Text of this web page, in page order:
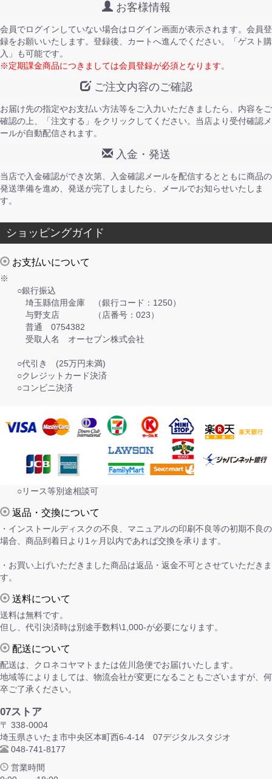
お客様情報
会員でログインしていない場合はログイン画面が表示されます。会員登
録をお願いいたします。登録後、カートへ進んでください。「ゲスト購
入」も可能です。
※定期課金商品につきましては会員登録が必須となります。
ご注文内容のご確認
お届け先の指定やお支払い方法等をご入力いただきましたら、内容をご
確認の上、「注文する」をクリックしてください。当店より受付確認メ
ールが自動配信されます。
入金・発送
当店で入金確認ができ次第、入金確認メールを配信するとともに商品の
発送準備を進め、発送が完了しましたら、メールでお知らせいたしま
す。
ショッピングガイド
お支払いについて
※
○銀行振込
埼玉縣信用金庫 （銀行コード：1250）
与野支店 （店番号：023）
普通 0754382
受取人名 オーセブン株式会社
○代引き (25万円未満)
○クレジットカード決済
○コンビニ決済
○リース等別途相談可
返品・交換について
・インストールディスクの不良、マニュアルの印刷不良等の初期不良の
場合、商品到着日より1ヶ月以内であれば交換を承ります。
・お買い上げいただきました商品は返品・返金不可とさせていただきま
す。
送料について
送料は無料です。
但し、代引決済時は別途手数料\1,000-が必要になります。
配送について
配送は、クロネコヤマトまたは佐川急便でお届けいたします。
地域等によりましては、物流会社が変更になることもございますが、何
卒ご了承ください。
07ストア
〒 338-0004
埼玉県さいたま市中央区本町西6-4-14 07デジタルスタジオ
048-741-8177
営業時間